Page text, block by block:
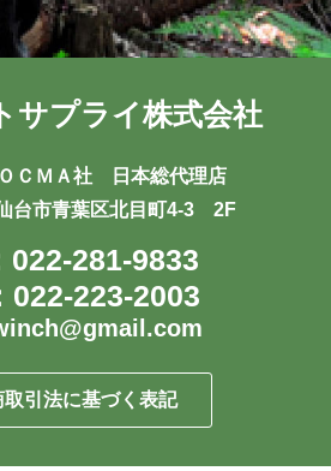
サプライ株式会社
ＣＭＡ社 日本総代理店
台市青葉区北目町4-3 2F
022-281-9833
022-223-2003
取引法に基づく表記